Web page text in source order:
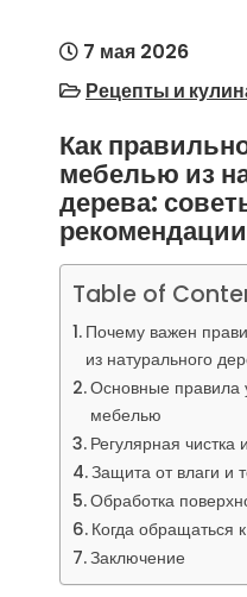
7 мая 2026
Рецепты и
Как
мебелью из
дерева:
рекомендации
Table of
Почему важен
из натурального
Основные правила
мебелью
Регулярная
Защита от влаги и
Обработка
Когда обращаться
Заключение